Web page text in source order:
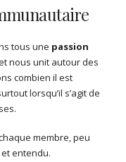
tous une passion
nous unit autour des
combien il est
lorsqu’il s’agit de
membre, peu
entendu.